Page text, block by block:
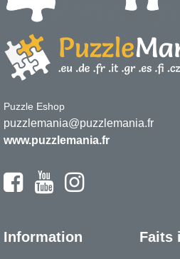
Puzzle Eshop
puzzlemania@puzzlemania.fr
www.puzzlemania.fr
Information Faits